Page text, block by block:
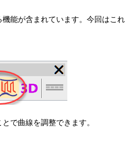
能が含まれています。今回はこ
で曲線を調整できます。